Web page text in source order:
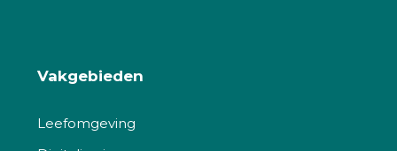
Vakgebieden
Leefomgeving